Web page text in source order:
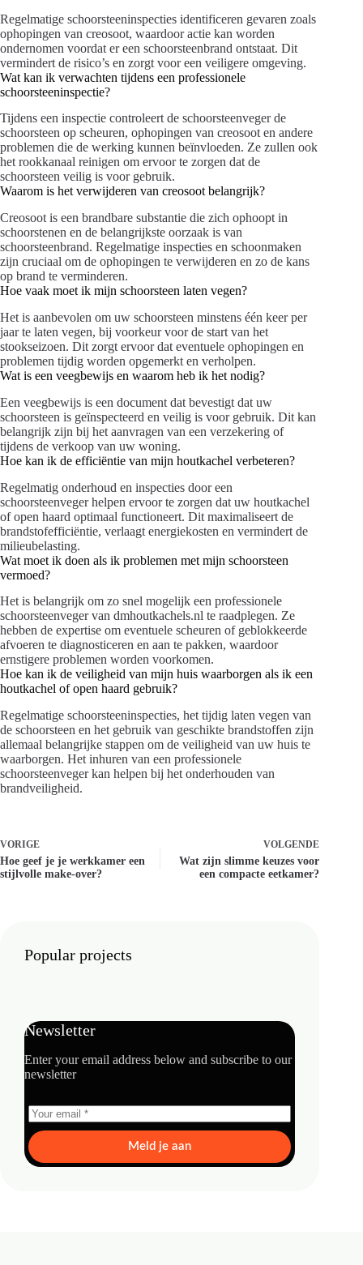
Regelmatige schoorsteeninspecties identificeren gevaren zoals
ophopingen van creosoot, waardoor actie kan worden
ondernomen voordat er een schoorsteenbrand ontstaat. Dit
vermindert de risico’s en zorgt voor een veiligere omgeving.
Wat kan ik verwachten tijdens een professionele
schoorsteeninspectie?
Tijdens een inspectie controleert de schoorsteenveger de
schoorsteen op scheuren, ophopingen van creosoot en andere
problemen die de werking kunnen beïnvloeden. Ze zullen ook
het rookkanaal reinigen om ervoor te zorgen dat de
schoorsteen veilig is voor gebruik.
Waarom is het verwijderen van creosoot belangrijk?
Creosoot is een brandbare substantie die zich ophoopt in
schoorstenen en de belangrijkste oorzaak is van
schoorsteenbrand. Regelmatige inspecties en schoonmaken
zijn cruciaal om de ophopingen te verwijderen en zo de kans
op brand te verminderen.
Hoe vaak moet ik mijn schoorsteen laten vegen?
Het is aanbevolen om uw schoorsteen minstens één keer per
jaar te laten vegen, bij voorkeur voor de start van het
stookseizoen. Dit zorgt ervoor dat eventuele ophopingen en
problemen tijdig worden opgemerkt en verholpen.
Wat is een veegbewijs en waarom heb ik het nodig?
Een veegbewijs is een document dat bevestigt dat uw
schoorsteen is geïnspecteerd en veilig is voor gebruik. Dit kan
belangrijk zijn bij het aanvragen van een verzekering of
tijdens de verkoop van uw woning.
Hoe kan ik de efficiëntie van mijn houtkachel verbeteren?
Regelmatig onderhoud en inspecties door een
schoorsteenveger helpen ervoor te zorgen dat uw houtkachel
of open haard optimaal functioneert. Dit maximaliseert de
brandstofefficiëntie, verlaagt energiekosten en vermindert de
milieubelasting.
Wat moet ik doen als ik problemen met mijn schoorsteen
vermoed?
Het is belangrijk om zo snel mogelijk een professionele
schoorsteenveger van dmhoutkachels.nl te raadplegen. Ze
hebben de expertise om eventuele scheuren of geblokkeerde
afvoeren te diagnosticeren en aan te pakken, waardoor
ernstigere problemen worden voorkomen.
Hoe kan ik de veiligheid van mijn huis waarborgen als ik een
houtkachel of open haard gebruik?
Regelmatige schoorsteeninspecties, het tijdig laten vegen van
de schoorsteen en het gebruik van geschikte brandstoffen zijn
allemaal belangrijke stappen om de veiligheid van uw huis te
waarborgen. Het inhuren van een professionele
schoorsteenveger kan helpen bij het onderhouden van
brandveiligheid.
VORIGE
Hoe geef je je werkkamer een
stijlvolle make-over?
VOLGENDE
Wat zijn slimme keuzes voor
een compacte eetkamer?
Popular projects
Newsletter
Enter your email address below and subscribe to our
newsletter
Meld je aan